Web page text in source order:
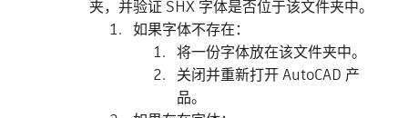
夹，并验证 SHX 字体是否位于该文件夹中。
如果字体不存在：
将一份字体放在该文件夹中。
关闭并重新打开 AutoCAD 产
品。